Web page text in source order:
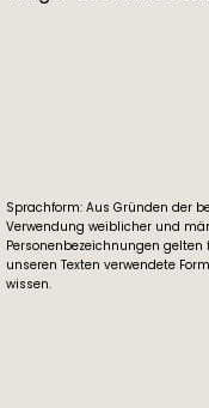
Sprachform: Aus Gründen der
Verwendung weiblicher und
Personenbezeichnungen
unseren Texten verwendete
wissen.